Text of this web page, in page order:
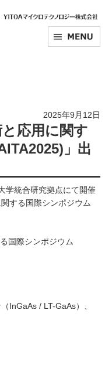
2025年9月12日
と応用に関す
」出
学統合研究拠点にて開催
する国際シンポジウム
国際シンポジウム
InGaAs / LT-GaAs）、